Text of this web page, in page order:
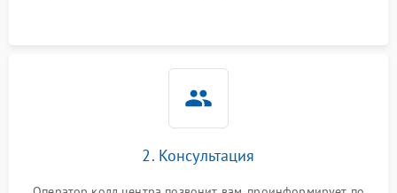
2. Консультация